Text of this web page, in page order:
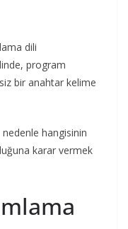
dili
program
bir anahtar kelime
hangisinin
karar vermek